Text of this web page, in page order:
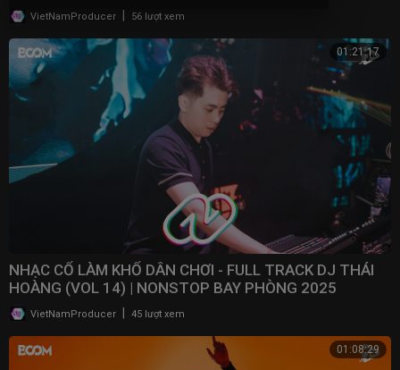
VietNamProducer 56 lượt xem
01:21:17
NHẠC CỔ LÀM KHỔ DÂN CHƠI - FULL TRACK DJ THÁI
HOÀNG (VOL 14) | NONSTOP BAY PHÒNG 2025
VietNamProducer 45 lượt xem
01:08:29